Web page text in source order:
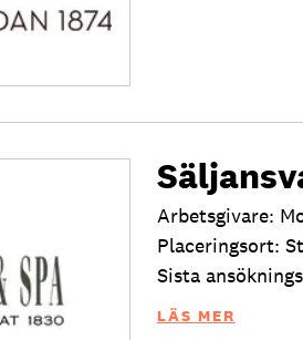
Arbetsgivare:
Placeringsort:
Sista
LÄS MER